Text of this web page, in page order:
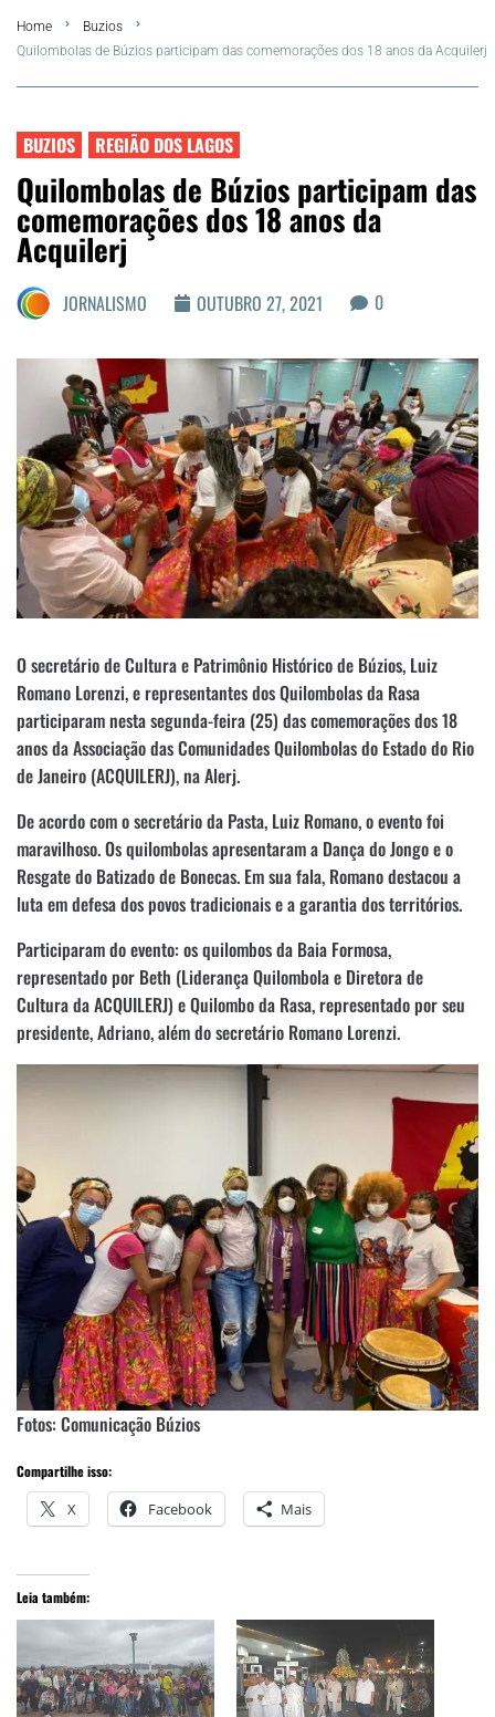
Summer
Região dos Lagos
Agenda Cultural
Colunistas
Home
Buzios
Quilombolas de Búzios participam das comemorações dos 18 anos da Acquilerj
BUZIOS REGIÃO DOS LAGOS
Quilombolas de Búzios participam das
comemorações dos 18 anos da
Acquilerj
JORNALISMO OUTUBRO 27, 2021 0
O secretário de Cultura e Patrimônio Histórico de Búzios, Luiz
Romano Lorenzi, e representantes dos Quilombolas da Rasa
participaram nesta segunda-feira (25) das comemorações dos 18
anos da Associação das Comunidades Quilombolas do Estado do Rio
de Janeiro (ACQUILERJ), na Alerj.
De acordo com o secretário da Pasta, Luiz Romano, o evento foi
maravilhoso. Os quilombolas apresentaram a Dança do Jongo e o
Resgate do Batizado de Bonecas. Em sua fala, Romano destacou a
luta em defesa dos povos tradicionais e a garantia dos territórios.
Participaram do evento: os quilombos da Baia Formosa,
representado por Beth (Liderança Quilombola e Diretora de
Cultura da ACQUILERJ) e Quilombo da Rasa, representado por seu
presidente, Adriano, além do secretário Romano Lorenzi.
Fotos: Comunicação Búzios
Compartilhe isso:
X Facebook Mais
Leia também: